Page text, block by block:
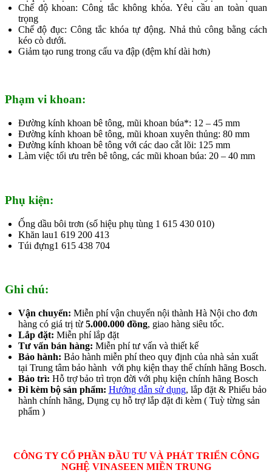
Chế độ khoan: Công tắc không khóa. Yêu cầu an toàn quan
trọng
Chế độ đục: Công tắc khóa tự động. Nhả thủ công bằng cách
kéo cò dưới.
Giảm tạo rung trong cấu va đập (đệm khí dài hơn)
Phạm vi khoan:
Đường kính khoan bê tông, mũi khoan búa*: 12 – 45 mm
Đường kính khoan bê tông, mũi khoan xuyên thủng: 80 mm
Đường kính khoan bê tông với các dao cắt lõi: 125 mm
Làm việc tối ưu trên bê tông, các mũi khoan búa: 20 – 40 mm
Phụ kiện:
Ống dầu bôi trơn (số hiệu phụ tùng 1 615 430 010)
Khăn lau1 619 200 413
Túi đựng1 615 438 704
Ghi chú:
Vận chuyển: Miễn phí vận chuyển nội thành Hà Nội cho đơn
hàng có giá trị từ 5.000.000 đồng, giao hàng siêu tốc.
Lắp đặt: Miễn phí lắp đặt
Tư vấn bán hàng: Miễn phí tư vấn và thiết kế
Bảo hành: Bảo hành miễn phí theo quy định của nhà sản xuất
tại Trung tâm bảo hành với phụ kiện thay thế chính hãng Bosch.
Bảo trì: Hỗ trợ bảo trì trọn đời với phụ kiện chính hãng Bosch
Đi kèm bộ sản phẩm: Hướng dẫn sử dụng, lắp đặt & Phiếu bảo
hành chính hãng, Dụng cụ hỗ trợ lắp đặt đi kèm ( Tuỳ từng sản
phẩm )
CÔNG TY CỔ PHẦN ĐẦU TƯ VÀ PHÁT TRIỂN CÔNG
NGHỆ VINASEEN MIỀN TRUNG